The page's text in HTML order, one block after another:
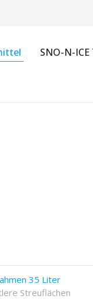
SNO-N-
35 Liter
Streuflächen